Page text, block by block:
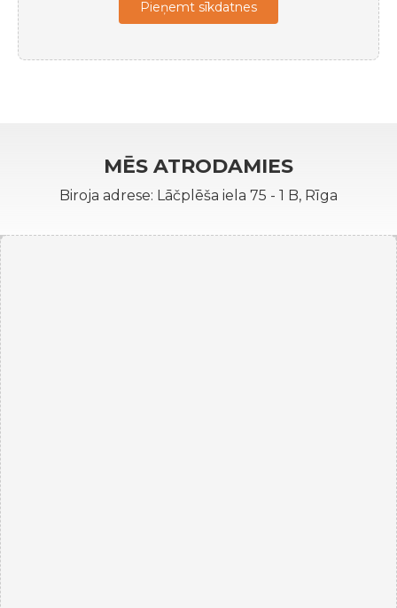
Pieņemt sīkdatnes
MĒS ATRODAMIES
Biroja adrese: Lāčplēša iela 75 - 1 B, Rīga